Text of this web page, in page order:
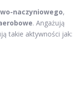
naczyniowego,
. Angażują
takie aktywności jak: